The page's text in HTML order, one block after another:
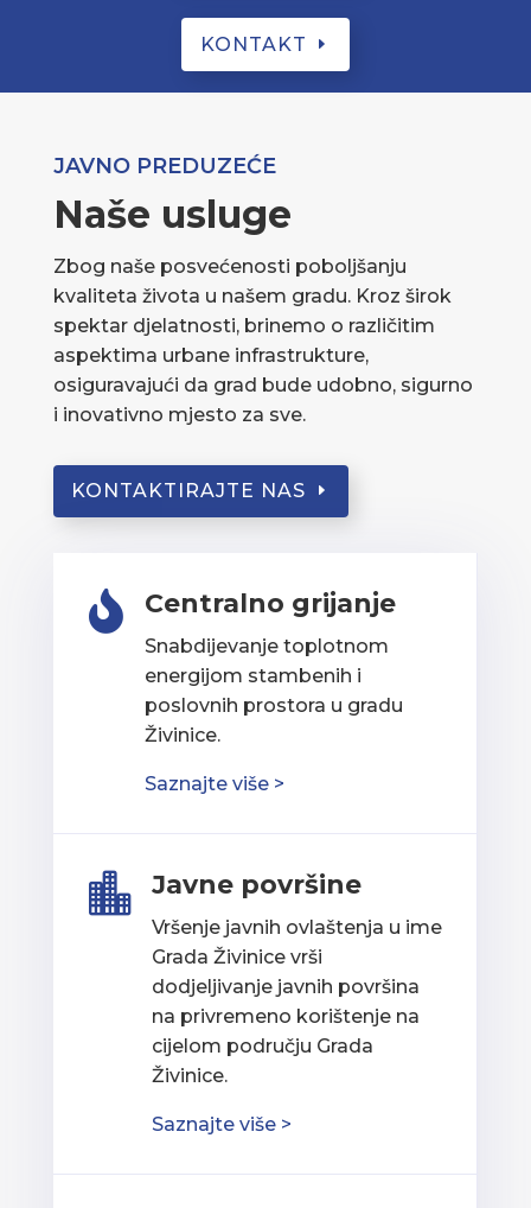
KONTAKT
JAVNO PREDUZEĆE
Naše usluge
Zbog naše posvećenosti poboljšanju
kvaliteta života u našem gradu. Kroz širok
spektar djelatnosti, brinemo o različitim
aspektima urbane infrastrukture,
osiguravajući da grad bude udobno, sigurno
i inovativno mjesto za sve.
KONTAKTIRAJTE NAS
 Centralno grijanje
Snabdijevanje toplotnom
energijom stambenih i
poslovnih prostora u gradu
Živinice.
Saznajte više >
 Javne površine
Vršenje javnih ovlaštenja u ime
Grada Živinice vrši
dodjeljivanje javnih površina
na privremeno korištenje na
cijelom području Grada
Živinice.
Saznajte više >